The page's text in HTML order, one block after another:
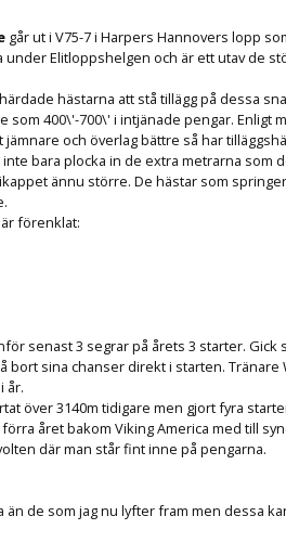
går ut i V75-7 i Harpers Hannovers lopp
under Elitloppshelgen och är ett utav de
hästarna att stå tillägg på dessa
som 400\'-700\' i intjänade pengar. Enligt
och överlag bättre så har
bara plocka in de extra metrarna som
ännu större. De hästar som
förenklat:
senast 3 segrar på årets 3 starter. Gick
bort sina chanser direkt i starten. Tränare
år.
över 3140m tidigare men gjort fyra
året bakom Viking America med till
där man står fint inne på pengarna.
de som jag nu lyfter fram men dessa